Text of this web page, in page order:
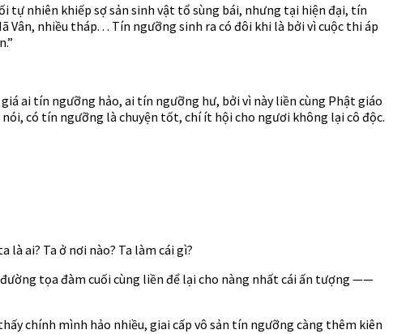
tự nhiên khiếp sợ sản sinh vật tổ sùng bái, nhưng tại hiện đại, tín
nhiều tháp. . . Tín ngưỡng sinh ra có đôi khi là bởi vì cuộc thi áp
ai tín ngưỡng hảo, ai tín ngưỡng hư, bởi vì này liền cùng Phật giáo
có tín ngưỡng là chuyện tốt, chí ít hội cho ngươi không lại cô độc.
ai? Ta ở nơi nào? Ta làm cái gì?
tọa đàm cuối cùng liền để lại cho nàng nhất cái ấn tượng ——
chính mình hảo nhiều, giai cấp vô sản tín ngưỡng càng thêm kiên